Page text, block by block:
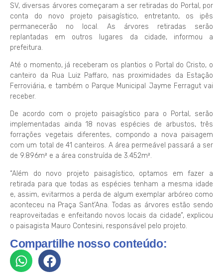
SV, diversas árvores começaram a ser retiradas do Portal, por
conta do novo projeto paisagístico, entretanto, os ipês
permanecerão no local. As árvores retiradas serão
replantadas em outros lugares da cidade, informou a
prefeitura.
Até o momento, já receberam os plantios o Portal do Cristo, o
canteiro da Rua Luiz Paffaro, nas proximidades da Estação
Ferroviária, e também o Parque Municipal Jayme Ferragut vai
receber.
De acordo com o projeto paisagístico para o Portal, serão
implementadas ainda 18 novas espécies de arbustos, três
forrações vegetais diferentes, compondo a nova paisagem
com um total de 41 canteiros. A área permeável passará a ser
de 9.896m² e a área construída de 3.452m².
“Além do novo projeto paisagístico, optamos em fazer a
retirada para que todas as espécies tenham a mesma idade
e, assim, evitarmos a perda de algum exemplar arbóreo como
aconteceu na Praça Sant’Ana. Todas as árvores estão sendo
reaproveitadas e enfeitando novos locais da cidade”, explicou
o paisagista Mauro Contesini, responsável pelo projeto.
Compartilhe nosso conteúdo: